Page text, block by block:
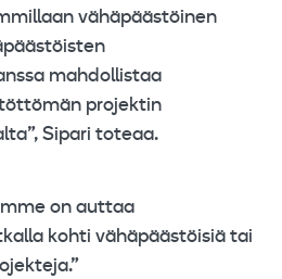
vähäpäästöinen
mahdollistaa
projektin
Sipari toteaa.
on auttaa
kohti vähäpäästöisiä tai